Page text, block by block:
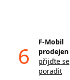
6
F-Mobil
prodejen
přijďte se
poradit